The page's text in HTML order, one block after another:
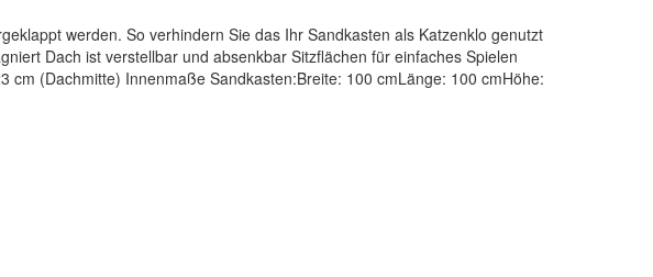
werden. So verhindern Sie das Ihr Sandkasten als Katzenklo genutzt
Dach ist verstellbar und absenkbar Sitzflächen für einfaches Spielen
(Dachmitte) Innenmaße Sandkasten:Breite: 100 cmLänge: 100 cmHöhe: